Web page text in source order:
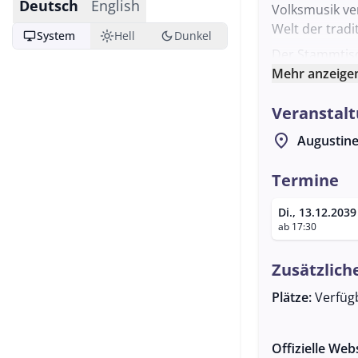
Deutsch English
desktop_windowsSystem light_modeHell dark_modeDunkel
Volksmusik
Welt der
Der
lädt alle
Möglichkeit,
und sich
Der
Miteinander
Laimer für
Mehr
location_on
Termine
Di., 13.12.2039
ab 17:30
Plätze:
Offizielle